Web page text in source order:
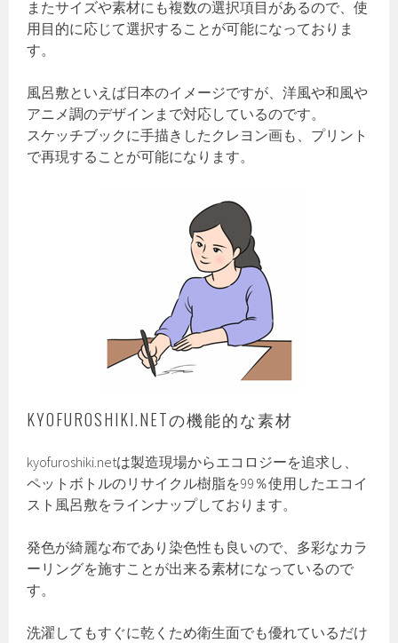
またサイズや素材にも複数の選択項目があるので、使
用目的に応じて選択することが可能になっておりま
す。
風呂敷といえば日本のイメージですが、洋風や和風や
アニメ調のデザインまで対応しているのです。
スケッチブックに手描きしたクレヨン画も、プリント
で再現することが可能になります。
KYOFUROSHIKI.NETの機能的な素材
kyofuroshiki.netは製造現場からエコロジーを追求し、
ペットボトルのリサイクル樹脂を99％使用したエコイ
スト風呂敷をラインナップしております。
発色が綺麗な布であり染色性も良いので、多彩なカラ
ーリングを施すことが出来る素材になっているので
す。
洗濯してもすぐに乾くため衛生面でも優れているだけ